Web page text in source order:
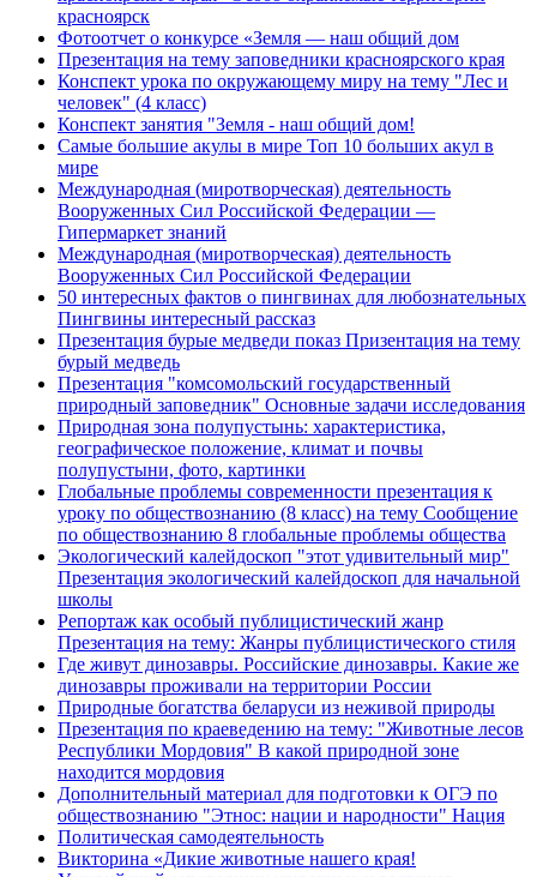
красноярск
Фотоотчет о конкурсе «Земля — наш общий дом
Презентация на тему заповедники красноярского края
Конспект урока по окружающему миру на тему "Лес и
человек" (4 класс)
Конспект занятия "Земля - наш общий дом!
Самые большие акулы в мире Топ 10 больших акул в
мире
Международная (миротворческая) деятельность
Вооруженных Сил Российской Федерации —
Гипермаркет знаний
Международная (миротворческая) деятельность
Вооруженных Сил Российской Федерации
​50 интересных фактов о пингвинах для любознательных
Пингвины интересный рассказ
Презентация бурые медведи показ Призентация на тему
бурый медведь
Презентация "комсомольский государственный
природный заповедник" Основные задачи исследования
Природная зона полупустынь: характеристика,
географическое положение, климат и почвы
полупустыни, фото, картинки
Глобальные проблемы современности презентация к
уроку по обществознанию (8 класс) на тему Сообщение
по обществознанию 8 глобальные проблемы общества
Экологический калейдоскоп "этот удивительный мир"
Презентация экологический калейдоскоп для начальной
школы
Репортаж как особый публицистический жанр
Презентация на тему: Жанры публицистического стиля
Где живут динозавры. Российские динозавры. Какие же
динозавры проживали на территории России
Природные богатства беларуси из неживой природы
Презентация по краеведению на тему: "Животные лесов
Республики Мордовия" В какой природной зоне
находится мордовия
Дополнительный материал для подготовки к ОГЭ по
обществознанию "Этнос: нации и народности" Нация
Политическая самодеятельность
Викторина «Дикие животные нашего края!